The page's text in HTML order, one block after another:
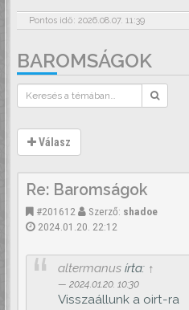
Pontos idő: 2026.08.07. 11:39
BAROMSÁGOK
Válasz
Re: Baromságok
#201612 Szerző: shadoe
2024.01.20. 22:12
altermanusírta: ↑
2024.01.20. 10:30
Visszaállunk a oirt-ra